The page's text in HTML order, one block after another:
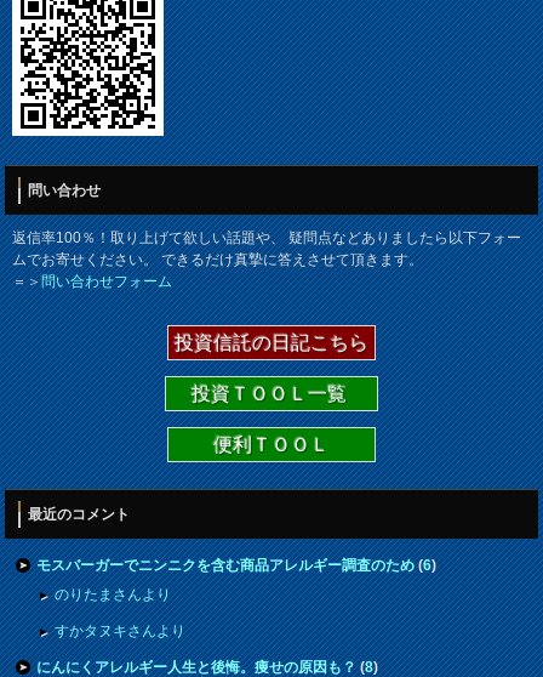
問い合わせ
返信率100％！取り上げて欲しい話題や、 疑問点などありましたら以下フォー
ムでお寄せください。 できるだけ真摯に答えさせて頂きます。
＝＞問い合わせフォーム
投資信託の日記こちら
投資ＴＯＯＬ一覧
便利ＴＯＯＬ
最近のコメント
モスバーガーでニンニクを含む商品アレルギー調査のため(6)
のりたまさんより
すかタヌキさんより
にんにくアレルギー人生と後悔。痩せの原因も？(8)